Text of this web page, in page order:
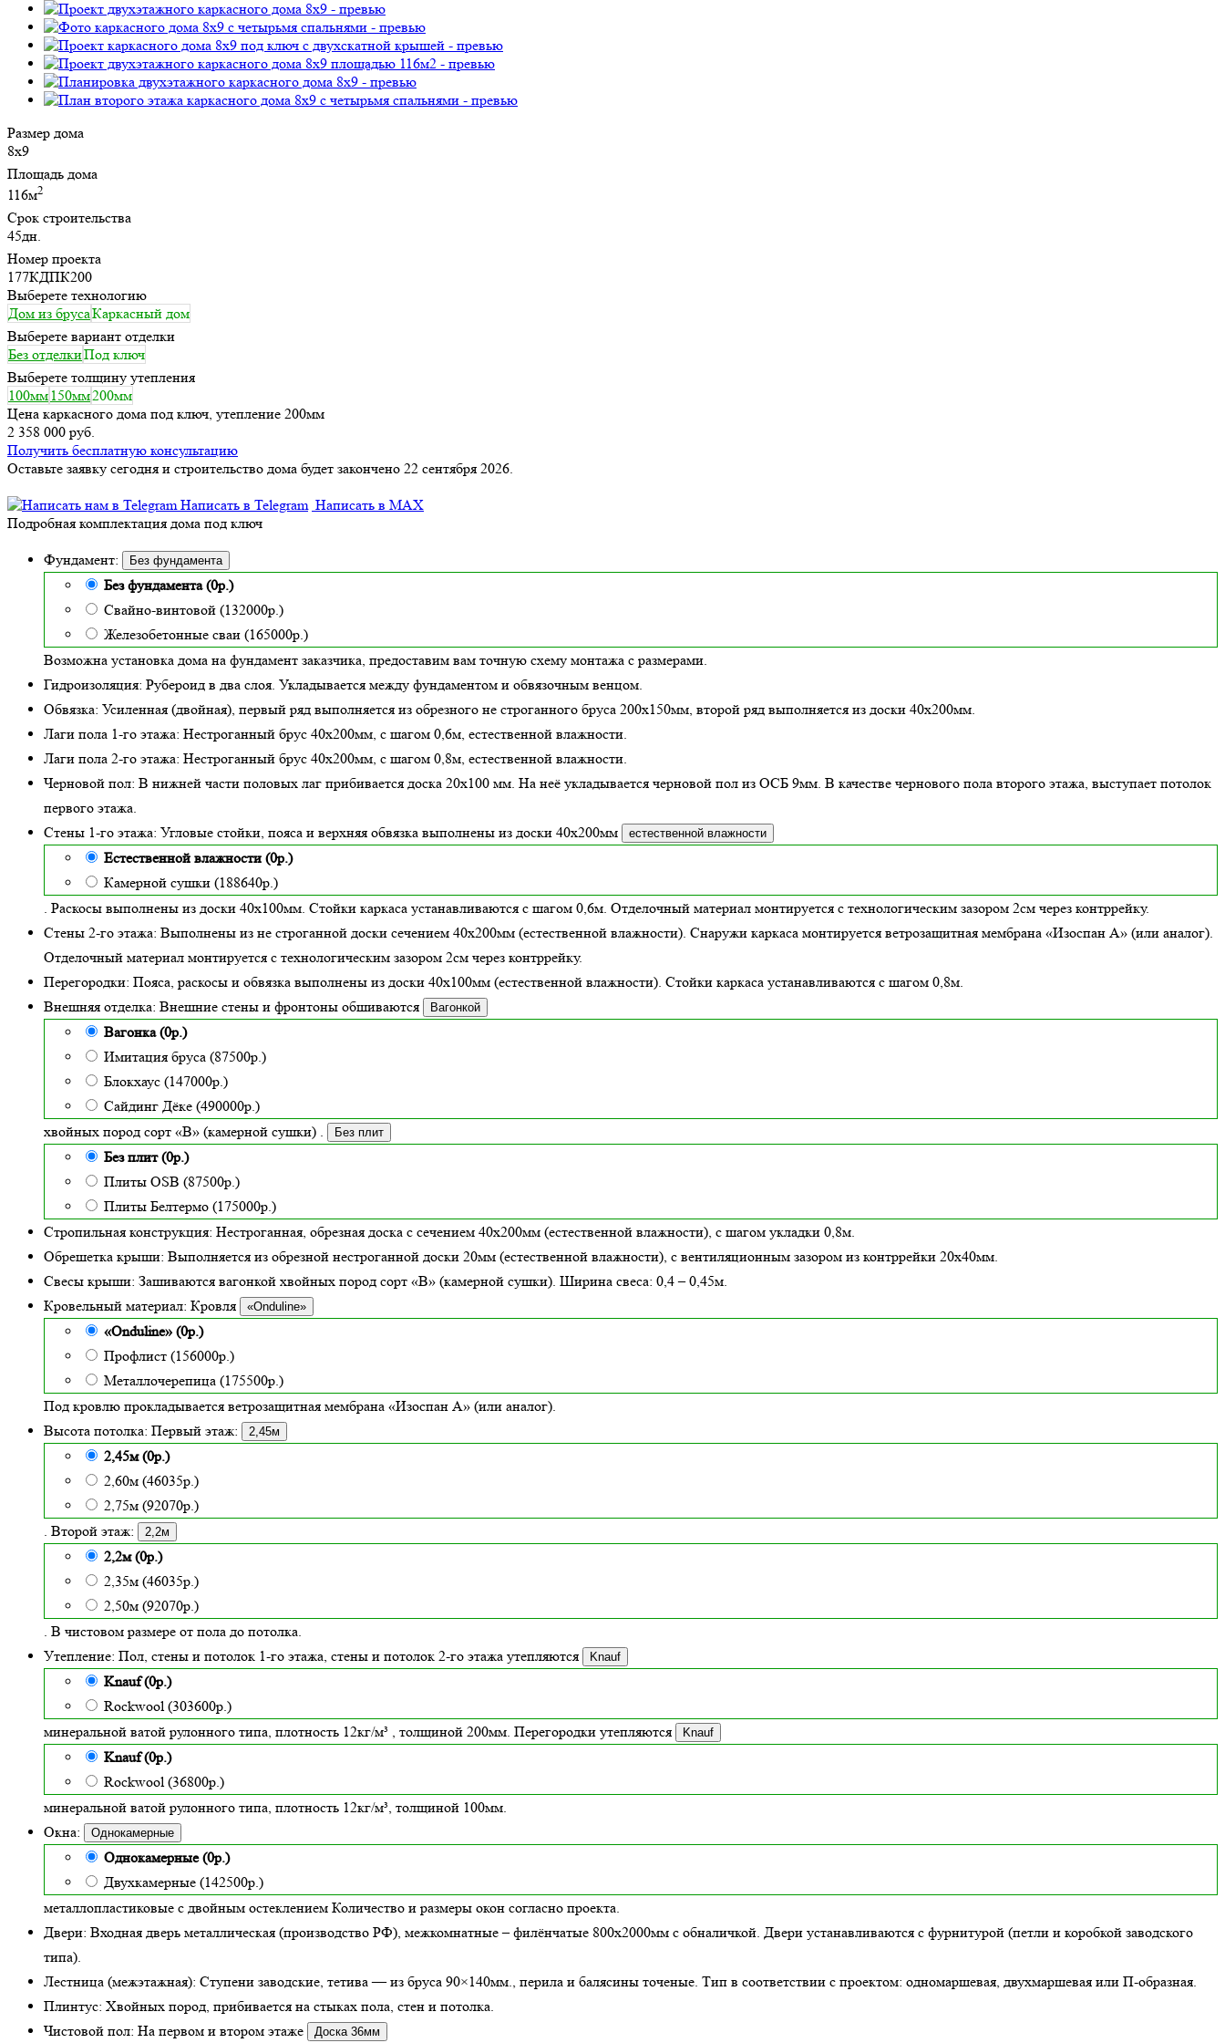
Размер дома
8х9
Площадь дома
116м2
Срок строительства
45дн.
Номер проекта
177КДПК200
Выберете технологию
Дом из брусаКаркасный дом
Выберете вариант отделки
Без отделкиПод ключ
Выберете толщину утепления
100мм 150мм200мм
Цена каркасного дома под ключ, утепление 200мм
2 358 000 руб.
Получить бесплатную консультацию
Оставьте заявку сегодня и строительство дома будет закончено 22 сентября 2026.
Написать в Telegram Написать в MAX
Подробная комплектация дома под ключ
Фундамент: Без фундамента
Без фундамента (0р.)
Свайно-винтовой (132000р.)
Железобетонные сваи (165000р.)
Возможна установка дома на фундамент заказчика, предоставим вам точную схему монтажа с размерами.
Гидроизоляция: Рубероид в два слоя. Укладывается между фундаментом и обвязочным венцом.
Обвязка: Усиленная (двойная), первый ряд выполняется из обрезного не строганного бруса 200х150мм, второй ряд выполняется из доски 40х200мм.
Лаги пола 1-го этажа: Нестроганный брус 40х200мм, с шагом 0,6м, естественной влажности.
Лаги пола 2-го этажа: Нестроганный брус 40х200мм, с шагом 0,8м, естественной влажности.
Черновой пол: В нижней части половых лаг прибивается доска 20х100 мм. На неё укладывается черновой пол из ОСБ 9мм. В качестве чернового пола второго этажа, выступает потолок
первого этажа.
Стены 1-го этажа: Угловые стойки, пояса и верхняя обвязка выполнены из доски 40х200мм естественной влажности
Естественной влажности (0р.)
Камерной сушки (188640р.)
. Раскосы выполнены из доски 40х100мм. Стойки каркаса устанавливаются с шагом 0,6м. Отделочный материал монтируется с технологическим зазором 2см через контррейку.
Стены 2-го этажа: Выполнены из не строганной доски сечением 40х200мм (естественной влажности). Снаружи каркаса монтируется ветрозащитная мембрана «Изоспан А» (или аналог).
Отделочный материал монтируется с технологическим зазором 2см через контррейку.
Перегородки: Пояса, раскосы и обвязка выполнены из доски 40х100мм (естественной влажности). Стойки каркаса устанавливаются с шагом 0,8м.
Внешняя отделка: Внешние стены и фронтоны обшиваются Вагонкой
Вагонка (0р.)
Имитация бруса (87500р.)
Блокхаус (147000р.)
Сайдинг Дёке (490000р.)
хвойных пород сорт «В» (камерной сушки) . Без плит
Без плит (0р.)
Плиты OSB (87500р.)
Плиты Белтермо (175000р.)
Стропильная конструкция: Нестроганная, обрезная доска с сечением 40х200мм (естественной влажности), с шагом укладки 0,8м.
Обрешетка крыши: Выполняется из обрезной нестроганной доски 20мм (естественной влажности), с вентиляционным зазором из контррейки 20х40мм.
Свесы крыши: Зашиваются вагонкой хвойных пород сорт «В» (камерной сушки). Ширина свеса: 0,4 – 0,45м.
Кровельный материал: Кровля «Onduline»
«Onduline» (0р.)
Профлист (156000р.)
Металлочерепица (175500р.)
Под кровлю прокладывается ветрозащитная мембрана «Изоспан А» (или аналог).
Высота потолка: Первый этаж: 2,45м
2,45м (0р.)
2,60м (46035р.)
2,75м (92070р.)
. Второй этаж:
2,2м
2,2м (0р.)
2,35м (46035р.)
2,50м (92070р.)
. В чистовом размере от пола до потолка.
Утепление: Пол, стены и потолок 1-го этажа, стены и потолок 2-го этажа утепляются Knauf
Knauf (0р.)
Rockwool (303600р.)
минеральной ватой рулонного типа, плотность 12кг/м³ , толщиной 200мм. Перегородки утепляются Knauf
Knauf (0р.)
Rockwool (36800р.)
минеральной ватой рулонного типа, плотность 12кг/м³, толщиной 100мм.
Окна:
Однокамерные
Однокамерные (0р.)
Двухкамерные (142500р.)
металлопластиковые с двойным остеклением Количество и размеры окон согласно проекта.
Двери: Входная дверь металлическая (производство РФ), межкомнатные – филёнчатые 800х2000мм с обналичкой. Двери устанавливаются с фурнитурой (петли и коробкой заводского
типа).
Лестница (межэтажная): Ступени заводские, тетива — из бруса 90×140мм., перила и балясины точеные. Тип в соответствии с проектом: одномаршевая, двухмаршевая или П-образная.
Плинтус: Хвойных пород, прибивается на стыках пола, стен и потолка.
Чистовой пол: На первом и втором этаже Доска 36мм